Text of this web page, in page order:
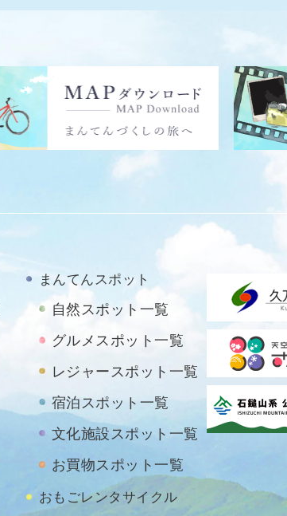
まんてんスポット
自然スポット一覧
グルメスポット一覧
レジャースポット一覧
宿泊スポット一覧
文化施設スポット一覧
お買物スポット一覧
おもごレンタサイクル